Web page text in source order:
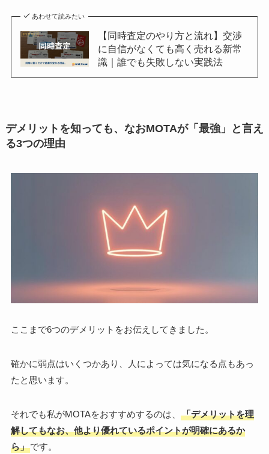
あわせて読みたい
【同時査定のやり方と流れ】交渉
に自信がなくても高く売れる新常
識｜誰でも失敗しない実践法
デメリットを知っても、なおMOTAが「最強」と言え
る3つの理由
ここまで6つのデメリットをお伝えしてきました。
確かに弱点はいくつかあり、人によっては気になる点もあっ
たと思います。
それでも私がMOTAをおすすめするのは、
「デメリットを理
解してもなお、他より優れているポイントが明確にあるか
ら」です。